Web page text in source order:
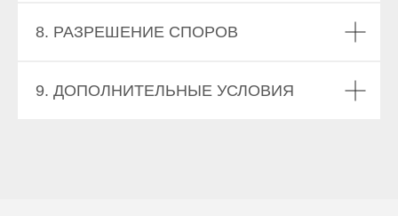
8. РАЗРЕШЕНИЕ СПОРОВ
9. ДОПОЛНИТЕЛЬНЫЕ УСЛОВИЯ